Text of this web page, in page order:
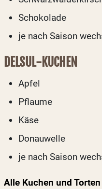
Schokolade
je nach Saison
DELSUL-KUCHEN
Apfel
Pflaume
Käse
Donauwelle
je nach Saison
Alle Kuchen und